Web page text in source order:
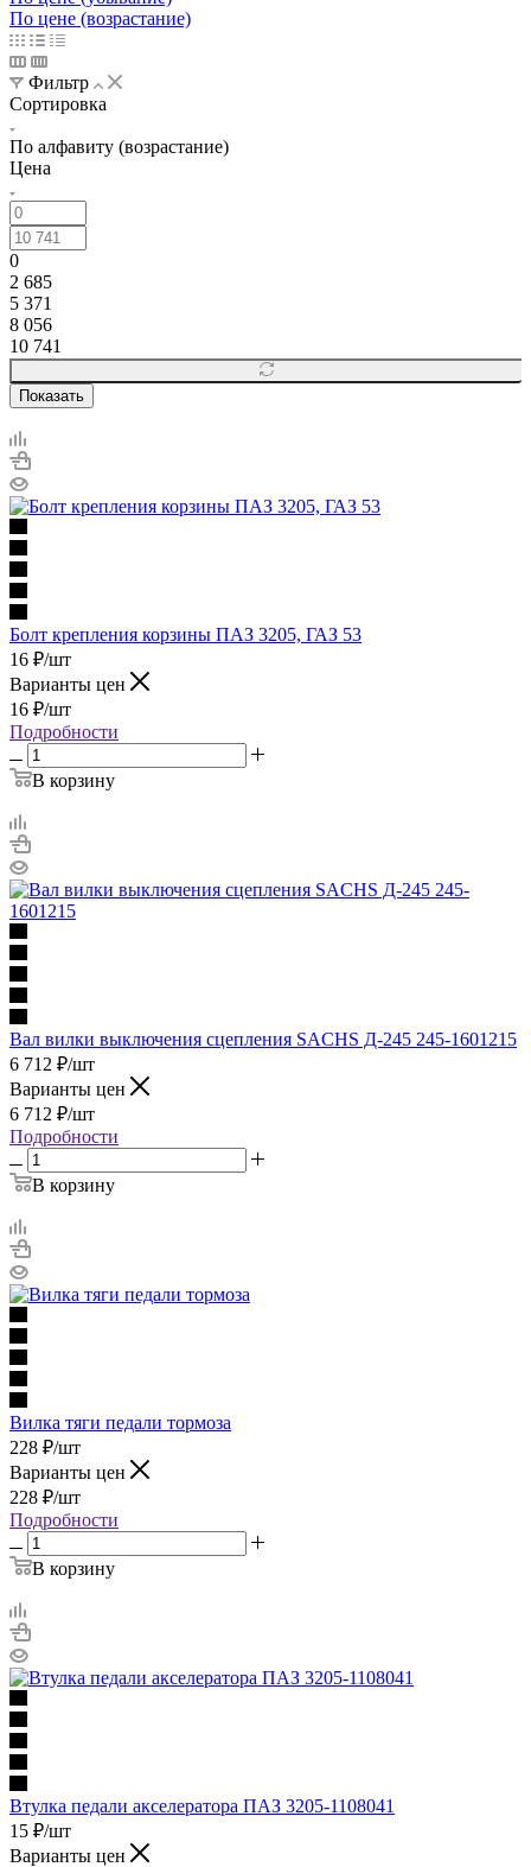
По цене (возрастание)
Фильтр
Сортировка
По алфавиту (возрастание)
Цена
0
2 685
5 371
8 056
10 741
Показать
Болт крепления корзины ПАЗ 3205, ГАЗ 53
16 ₽/шт
Варианты цен
16 ₽/шт
Подробности
В корзину
Вал вилки выключения сцепления SACHS Д-245 245-1601215
6 712 ₽/шт
Варианты цен
6 712 ₽/шт
Подробности
В корзину
Вилка тяги педали тормоза
228 ₽/шт
Варианты цен
228 ₽/шт
Подробности
В корзину
Втулка педали акселератора ПАЗ 3205-1108041
15 ₽/шт
Варианты цен